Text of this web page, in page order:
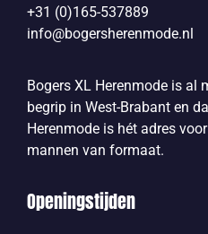
+31 (0)165-537889
info@bogersherenmode.nl
Bogers XL Herenmode is al
begrip in West-Brabant en
Herenmode is hét adres
mannen van formaat.
Openingstijden